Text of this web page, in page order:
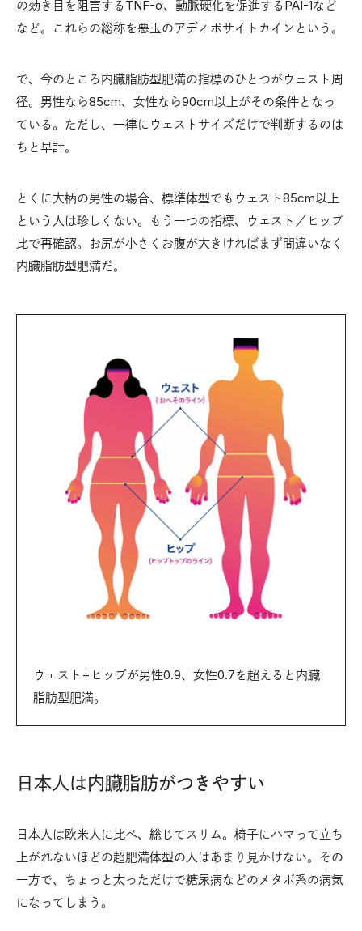
の効き目を阻害するTNF-α、動脈硬化を促進するPAI-1など
など。これらの総称を悪玉のアディポサイトカインという。
で、今のところ内臓脂肪型肥満の指標のひとつがウェスト周
径。男性なら85cm、女性なら90cm以上がその条件となっ
ている。ただし、一律にウェストサイズだけで判断するのは
ちと早計。
とくに大柄の男性の場合、標準体型でもウェスト85cm以上
という人は珍しくない。もう一つの指標、ウェスト／ヒップ
比で再確認。お尻が小さくお腹が大きければまず間違いなく
内臓脂肪型肥満だ。
ウェスト÷ヒップが男性0.9、女性0.7を超えると内臓
脂肪型肥満。
日本人は内臓脂肪がつきやすい
日本人は欧米人に比べ、総じてスリム。椅子にハマって立ち
上がれないほどの超肥満体型の人はあまり見かけない。その
一方で、ちょっと太っただけで糖尿病などのメタボ系の病気
になってしまう。